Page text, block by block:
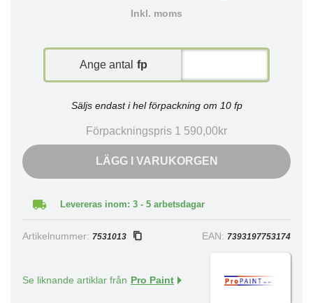
Inkl. moms
Ange antal fp
Säljs endast i hel förpackning om 10 fp
Förpackningspris 1 590,00kr
LÄGG I VARUKORGEN
Levereras inom: 3 - 5 arbetsdagar
Artikelnummer: 7531013 EAN: 7393197753174
Se liknande artiklar från Pro Paint